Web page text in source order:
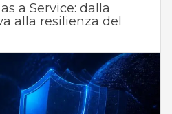
a Service: dalla
alla resilienza del